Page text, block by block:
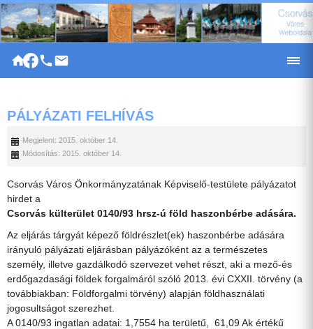
|
PÁLYÁZATI FELHÍVÁS
Megjelent: 2015. október 14.
Módosítás: 2015. október 14.
Csorvás Város Önkormányzatának Képviselő-testülete pályázatot
hirdet a
Csorvás külterület 0140/93 hrsz-ú föld haszonbérbe adására.
Az eljárás tárgyát képező földrészlet(ek) haszonbérbe adására
irányuló pályázati eljárásban pályázóként az a természetes
személy, illetve gazdálkodó szervezet vehet részt, aki a mező-és
erdőgazdasági földek forgalmáról szóló 2013. évi CXXII. törvény (a
továbbiakban: Földforgalmi törvény) alapján földhasználati
jogosultságot szerezhet.
A 0140/93 ingatlan adatai: 1,7554 ha területű, 61,09 Ak értékű